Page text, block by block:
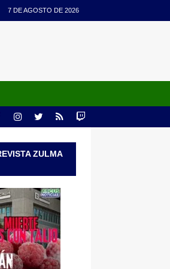
7 DE AGOSTO DE 2026
ZULMA